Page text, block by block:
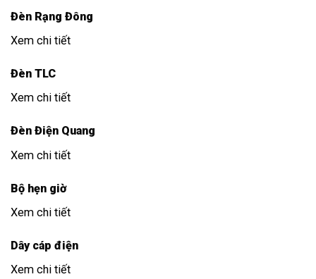
Đèn Rạng Đông
Xem chi tiết
Đèn TLC
Xem chi tiết
Đèn Điện Quang
Xem chi tiết
Bộ hẹn giờ
Xem chi tiết
Dây cáp điện
Xem chi tiết